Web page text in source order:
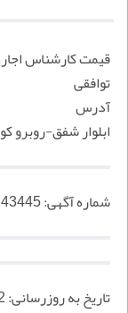
قیمت کارشناس
توافقی
آدرس
ابلوار شفق-روبرو
شماره آگهی:43445
تاریخ به روزرسانی:2